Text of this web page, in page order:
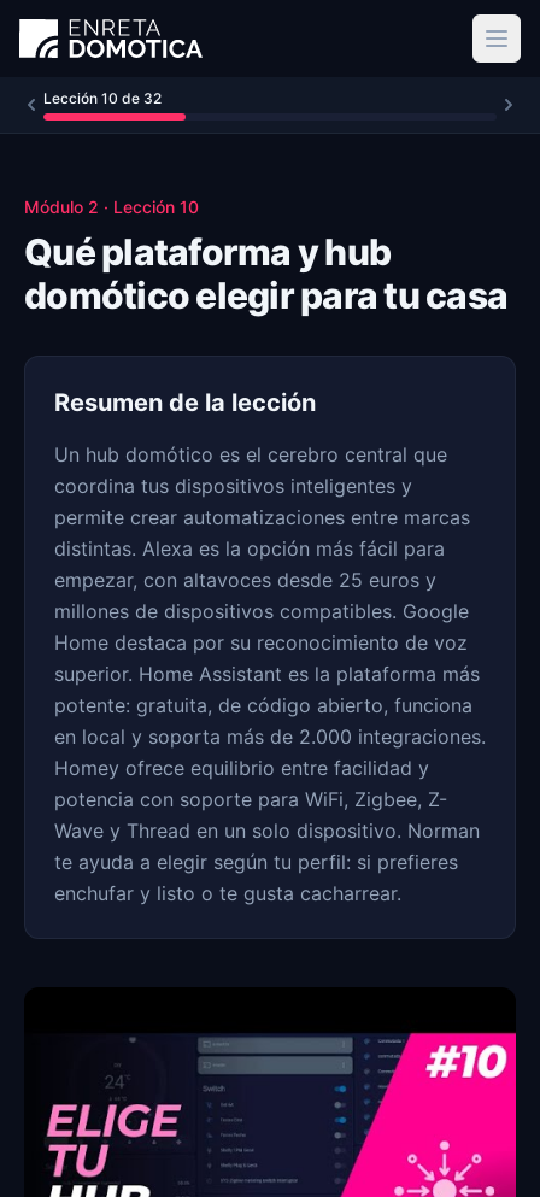
Ir al contenido principal
Lección 10 de 32
Módulo 2 · Lección 10
Qué plataforma y hub
domótico elegir para tu casa
Resumen de la lección
Un hub domótico es el cerebro central que
coordina tus dispositivos inteligentes y
permite crear automatizaciones entre marcas
distintas. Alexa es la opción más fácil para
empezar, con altavoces desde 25 euros y
millones de dispositivos compatibles. Google
Home destaca por su reconocimiento de voz
superior. Home Assistant es la plataforma más
potente: gratuita, de código abierto, funciona
en local y soporta más de 2.000 integraciones.
Homey ofrece equilibrio entre facilidad y
potencia con soporte para WiFi, Zigbee, Z-
Wave y Thread en un solo dispositivo. Norman
te ayuda a elegir según tu perfil: si prefieres
enchufar y listo o te gusta cacharrear.